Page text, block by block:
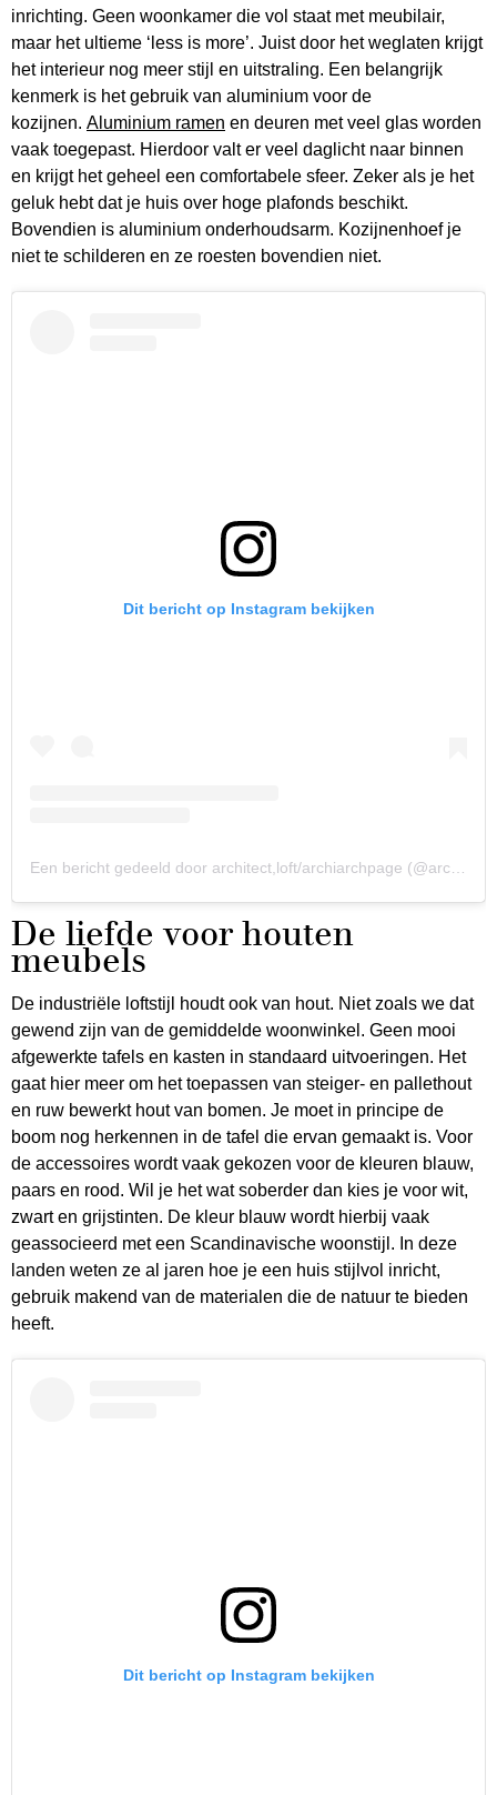
inrichting. Geen woonkamer die vol staat met meubilair,
maar het ultieme ‘less is more’. Juist door het weglaten krijgt
het interieur nog meer stijl en uitstraling. Een belangrijk
kenmerk is het gebruik van aluminium voor de
kozijnen. Aluminium ramen en deuren met veel glas worden
vaak toegepast. Hierdoor valt er veel daglicht naar binnen
en krijgt het geheel een comfortabele sfeer. Zeker als je het
geluk hebt dat je huis over hoge plafonds beschikt.
Bovendien is aluminium onderhoudsarm. Kozijnenhoef je
niet te schilderen en ze roesten bovendien niet.
Dit bericht op Instagram bekijken
De liefde voor houten
meubels
De industriële loftstijl houdt ook van hout. Niet zoals we dat
gewend zijn van de gemiddelde woonwinkel. Geen mooi
afgewerkte tafels en kasten in standaard uitvoeringen. Het
gaat hier meer om het toepassen van steiger- en pallethout
en ruw bewerkt hout van bomen. Je moet in principe de
boom nog herkennen in de tafel die ervan gemaakt is. Voor
de accessoires wordt vaak gekozen voor de kleuren blauw,
paars en rood. Wil je het wat soberder dan kies je voor wit,
zwart en grijstinten. De kleur blauw wordt hierbij vaak
geassocieerd met een Scandinavische woonstijl. In deze
landen weten ze al jaren hoe je een huis stijlvol inricht,
gebruik makend van de materialen die de natuur te bieden
heeft.
Dit bericht op Instagram bekijken